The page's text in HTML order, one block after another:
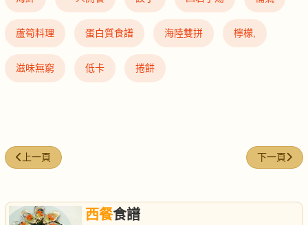
蘆筍料理 蛋白質食譜 海陸雙拼 檸檬,
滋味無窮 低卡 捲餅
上一篇文章: 油切茶有效嗎？ 烏龍茶茶飢素可去油
上一頁 下一篇文
下一頁
西餐食譜